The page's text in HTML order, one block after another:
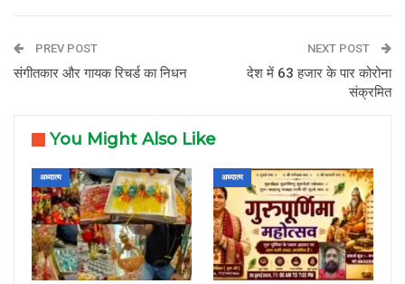
PREV POST
संगीतकार और गायक रिचर्ड का निधन
NEXT POST
देश में 63 हजार के पार कोरोना
संक्रमित
You Might Also Like
अध्यात्म अध्यात्म